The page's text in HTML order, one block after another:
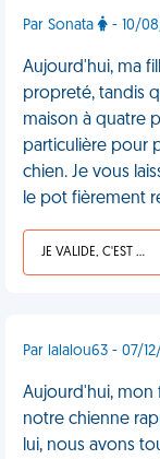
Par Sonata - 10/
Aujourd'hui, ma
propreté, tandis
maison à quatre
particulière pour
chien. Je vous
le pot fièrement
JE VALIDE, C'EST UNE VDM
Par lalalou63 - 07/
Aujourd'hui, mon
notre chienne
lui, nous avons